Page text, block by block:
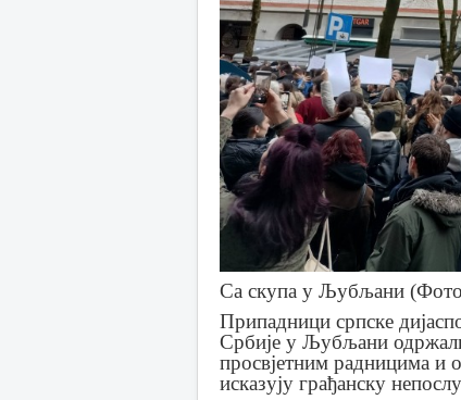
Са скупа у Љубљани
Припадници српске
Србије у Љубљани
просвјетним радницима и
исказују грађанску